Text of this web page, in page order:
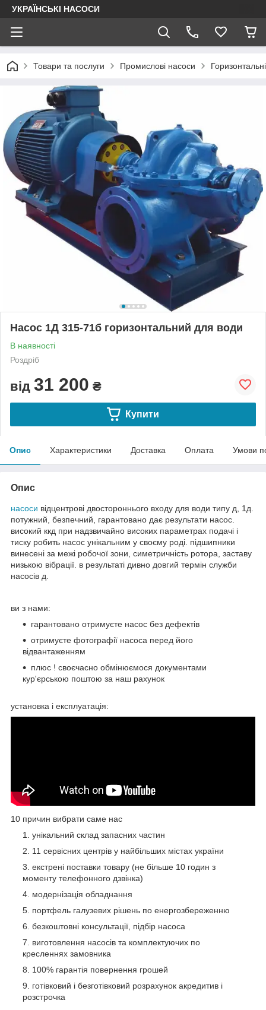
УКРАЇНСЬКІ НАСОСИ
Товари та послуги Промислові насоси
Насос 1Д 315-71б горизонтальний для води
В наявності
Роздріб
від 31 200 ₴
Купити
Опис Характеристики Доставка Оплата Умови
Опис
насоси відцентрові двостороннього входу для води типу д, 1д.
потужний, безпечний, гарантовано дає результати насос.
високий ккд при надзвичайно високих параметрах подачі і
тиску робить насос унікальним у своєму роді. підшипники
винесені за межі робочої зони, симетричність ротора, заставу
низькою вібрації. в результаті дивно довгий термін служби
насосів д.
ви з нами:
гарантовано отримуєте насос без дефектів
отримуєте фотографії насоса перед його
відвантаженням
плюс ! своєчасно обмінюємося документами
кур'єрською поштою за наш рахунок
установка і експлуатація:
10 причин вибрати саме нас
унікальний склад запасних частин
11 сервісних центрів у найбільших містах україни
екстрені поставки товару (не більше 10 годин з
моменту телефонного дзвінка)
модернізація обладнання
портфель галузевих рішень по енергозбереженню
безкоштовні консультації, підбір насоса
виготовлення насосів та комплектуючих по
кресленнях замовника
100% гарантія повернення грошей
готівковий і безготівковий розрахунок акредитив і
розстрочка